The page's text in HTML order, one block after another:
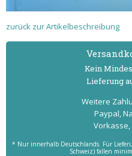
zurück zur Artikelbeschreibung
Kein
Lieferung
Weitere
Paypal,
* Nur innerhalb Deutschlands. Für
Schweiz) fallen